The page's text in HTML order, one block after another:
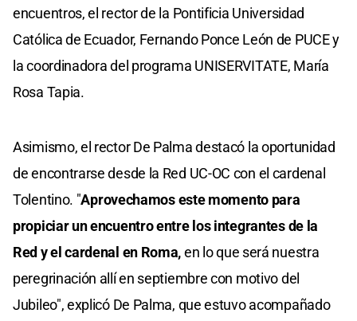
encuentros, el rector de la Pontificia Universidad
Católica de Ecuador, Fernando Ponce León de PUCE y
la coordinadora del programa UNISERVITATE, María
Rosa Tapia.
Asimismo, el rector De Palma destacó la oportunidad
de encontrarse desde la Red UC-OC con el cardenal
Tolentino. "Aprovechamos este momento para
propiciar un encuentro entre los integrantes de la
Red y el cardenal en Roma,en lo que será nuestra
peregrinación allí en septiembre con motivo del
Jubileo", explicó De Palma, que estuvo acompañado